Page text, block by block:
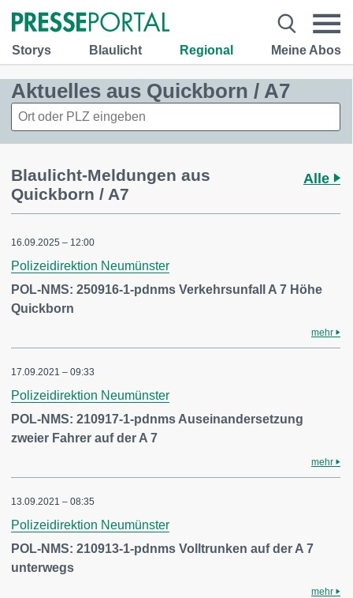
Storys Blaulicht Regional Meine Abos
Aktuelles aus Quickborn / A7
Blaulicht-Meldungen aus
Quickborn / A7
Alle
16.09.2025 – 12:00
Polizeidirektion Neumünster
POL-NMS: 250916-1-pdnms Verkehrsunfall A 7 Höhe
Quickborn
mehr
17.09.2021 – 09:33
Polizeidirektion Neumünster
POL-NMS: 210917-1-pdnms Auseinandersetzung
zweier Fahrer auf der A 7
mehr
13.09.2021 – 08:35
Polizeidirektion Neumünster
POL-NMS: 210913-1-pdnms Volltrunken auf der A 7
unterwegs
mehr